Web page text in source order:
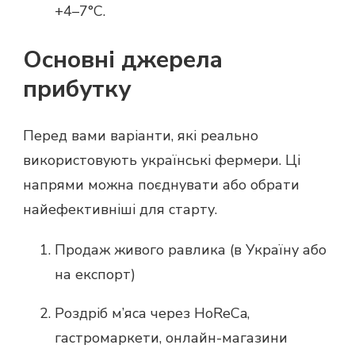
+4–7°C.
Основні джерела
прибутку
Перед вами варіанти, які реально
використовують українські фермери. Ці
напрями можна поєднувати або обрати
найефективніші для старту.
Продаж живого равлика (в Україну або
на експорт)
Роздріб м’яса через HoReCa,
гастромаркети, онлайн-магазини